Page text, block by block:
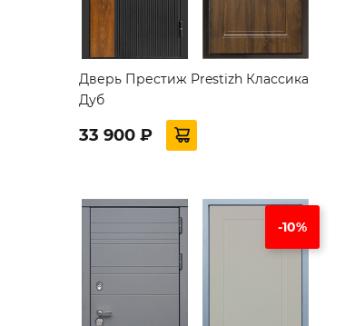
Дверь Престиж Prestizh Классика
Дуб
33 900 ₽
-10%